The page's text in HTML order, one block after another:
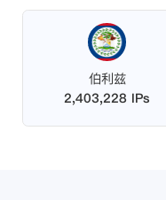
伯利兹
2,403,228 IPs